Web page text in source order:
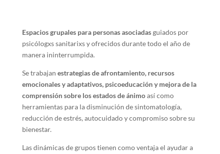
Espacios grupales para personas asociadasguiados por
psicólogxs sanitarixs y ofrecidos durante todo el año de
manera ininterrumpida.
Se trabajan estrategias de afrontamiento, recursos
emocionales y adaptativos, psicoeducación y mejora de la
comprensión sobre los estados de ánimoasí como
herramientas para la disminución de sintomatología,
reducción de estrés, autocuidado y compromiso sobre su
bienestar.
Las dinámicas de grupos tienen como ventaja el ayudar a